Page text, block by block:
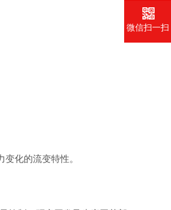
化的流变特性。
微信扫一扫